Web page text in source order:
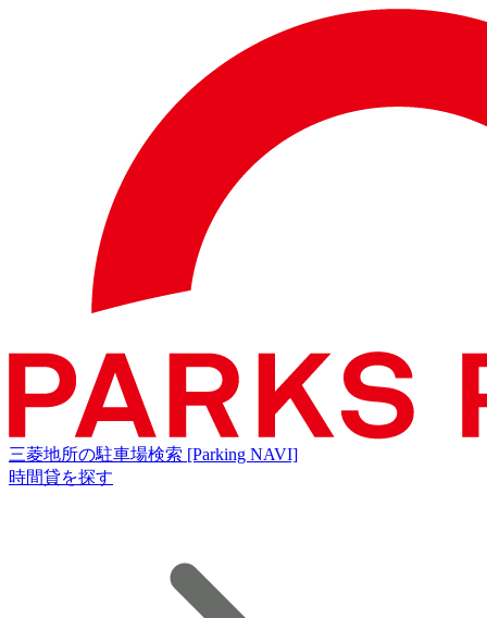
三菱地所の駐車場検索 [Parking NAVI]
時間貸を探す